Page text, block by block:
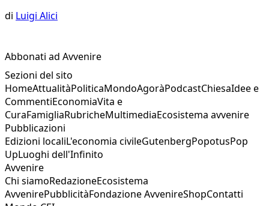
di Luigi Alici
Abbonati ad Avvenire
Sezioni del sito
HomeAttualitàPoliticaMondoAgoràPodcastChiesaIdee e
CommentiEconomiaVita e
CuraFamigliaRubricheMultimediaEcosistema avvenire
Pubblicazioni
Edizioni localiL'economia civileGutenbergPopotusPop
UpLuoghi dell'Infinito
Avvenire
Chi siamoRedazioneEcosistema
AvvenirePubblicitàFondazione AvvenireShopContatti